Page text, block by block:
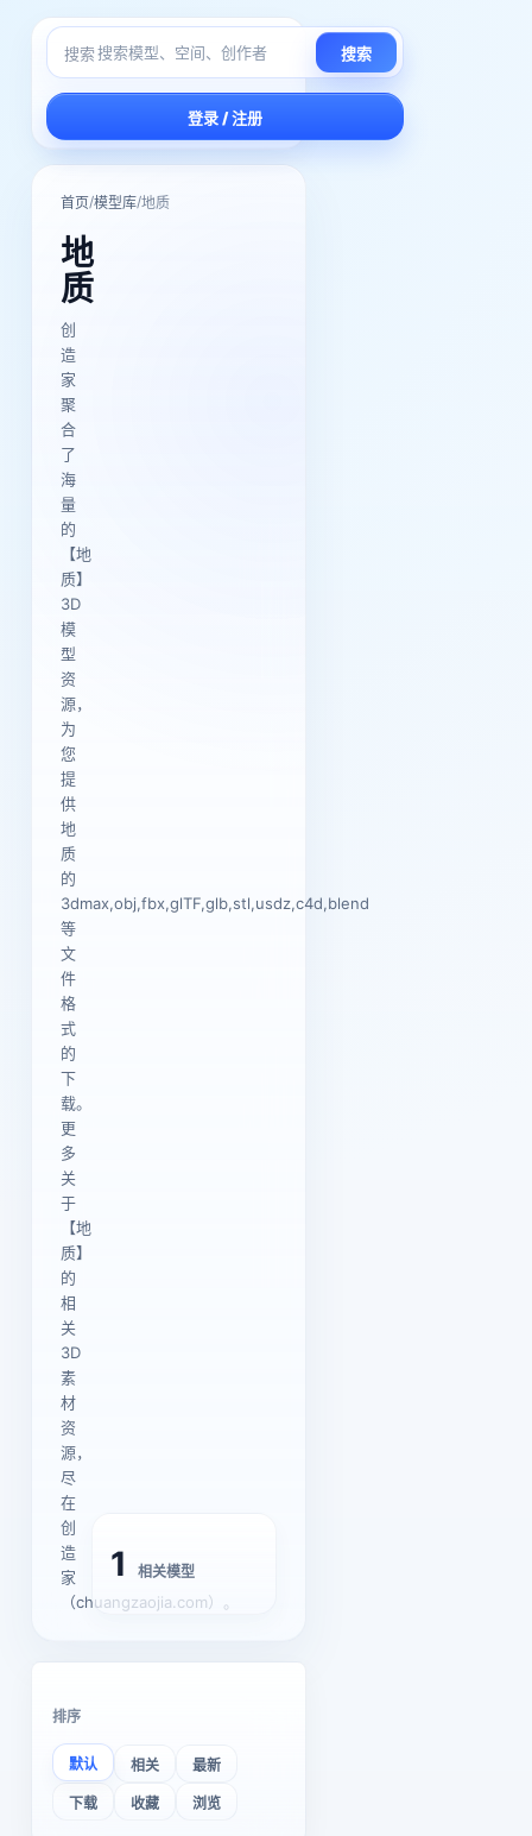
搜索 搜索
登录 / 注册
首页/模型库/地质
地
质
创
造
家
聚
合
了
海
量
的
【地
质】
3D
模
型
资
源，
为
您
提
供
地
质
的
3dmax,obj,fbx,glTF,glb,stl,usdz,c4d,blend
等
文
件
格
式
的
下
载。
更
多
关
于
【地
质】
的
相
关
3D
素
材
资
源，
尽
在
创
造
家
（chuangzaojia.com）。
1 相关模型
排序
默认 相关 最新
下载 收藏 浏览